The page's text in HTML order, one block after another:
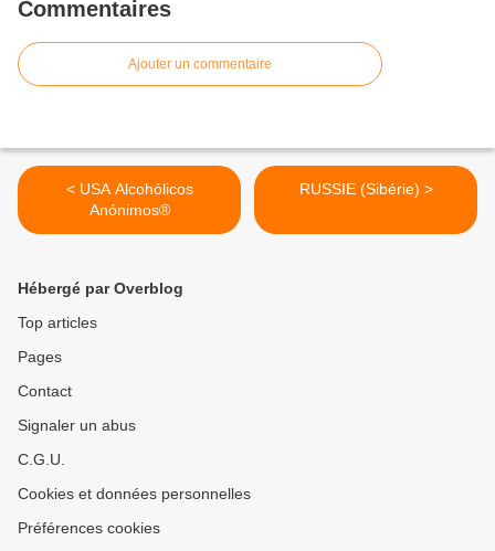
Commentaires
Ajouter un commentaire
< USA Alcohólicos
Anónimos®
RUSSIE (Sibérie) >
Hébergé par Overblog
Top articles
Pages
Contact
Signaler un abus
C.G.U.
Cookies et données personnelles
Préférences cookies